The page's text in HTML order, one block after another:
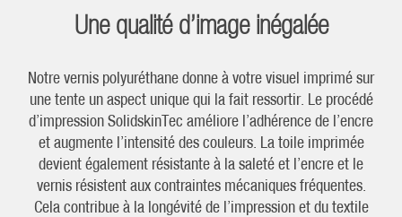
Une qualité d’image inégalée
Notre vernis polyuréthane donne à votre visuel imprimé sur
une tente un aspect unique qui la fait ressortir. Le procédé
d’impression SolidskinTec améliore l’adhérence de l’encre
et augmente l’intensité des couleurs. La toile imprimée
devient également résistante à la saleté et l’encre et le
vernis résistent aux contraintes mécaniques fréquentes.
Cela contribue à la longévité de l’impression et du textile